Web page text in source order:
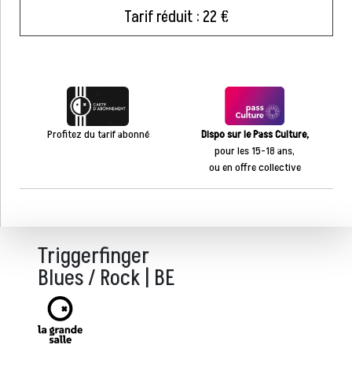
Tarif réduit : 22 €
Profitez du tarif abonné
Dispo sur le Pass Culture,
pour les 15-18 ans,
ou en offre collective
Triggerfinger
Blues / Rock | BE